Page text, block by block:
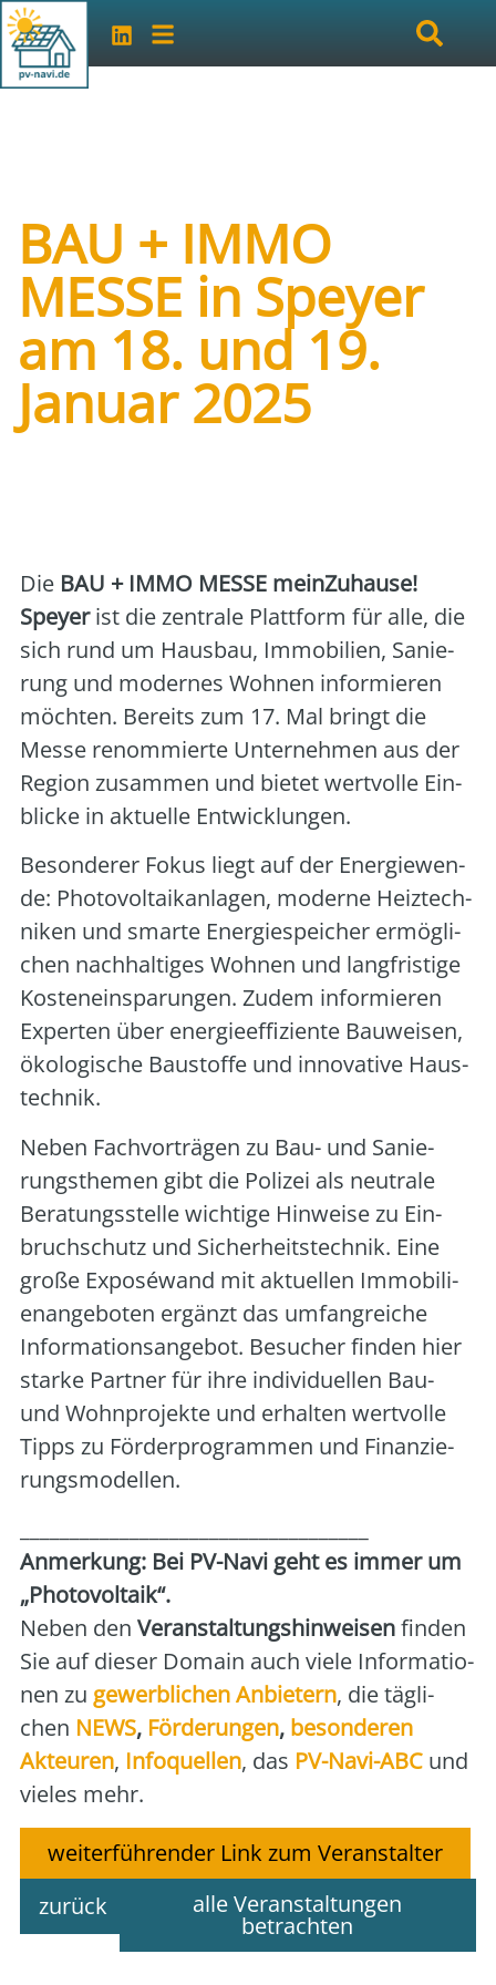
BAU + IMMO
MESSE in Speyer
am 18. und 19.
Januar 2025
Die BAU + IMMO MESSE mein­Zu­hau­se!
Spey­erist die zen­tra­le Platt­form für alle, die
sich rund um Haus­bau, Immo­bi­li­en, Sanie­
rung und moder­nes Woh­nen infor­mie­ren
möch­ten. Bereits zum 17. Mal bringt die
Mes­se renom­mier­te Unter­neh­men aus der
Regi­on zusam­men und bie­tet wert­vol­le Ein­
bli­cke in aktu­el­le Ent­wick­lun­gen.
Beson­de­rer Fokus liegt auf der Ener­gie­wen­
de: Pho­to­vol­ta­ik­an­la­gen, moder­ne Heiz­tech­
ni­ken und smar­te Ener­gie­spei­cher ermög­li­
chen nach­hal­ti­ges Woh­nen und lang­fris­ti­ge
Kos­ten­ein­spa­run­gen. Zudem infor­mie­ren
Exper­ten über ener­gie­ef­fi­zi­en­te Bau­wei­sen,
öko­lo­gi­sche Bau­stof­fe und inno­va­ti­ve Haus­
tech­nik.
Neben Fach­vor­trä­gen zu Bau- und Sanie­
rungs­the­men gibt die Poli­zei als neu­tra­le
Bera­tungs­stel­le wich­ti­ge Hin­wei­se zu Ein­
bruch­schutz und Sicher­heits­tech­nik. Eine
gro­ße Expo­sé­wand mit aktu­el­len Immo­bi­li­
en­an­ge­bo­ten ergänzt das umfang­rei­che
Infor­ma­ti­ons­an­ge­bot. Besu­cher fin­den hier
star­ke Part­ner für ihre indi­vi­du­el­len Bau-
und Wohn­pro­jek­te und erhal­ten wert­vol­le
Tipps zu För­der­pro­gram­men und Finan­zie­
rungs­mo­del­len.
Anmer­kung: Bei PV-Navi geht es immer um
„Pho­to­vol­ta­ik“.
Neben den Ver­an­stal­tungs­hin­wei­senfin­den
Sie auf die­ser Domain auch vie­le Infor­ma­tio­
nen zu gewerb­li­chen Anbie­tern, die täg­li­
chen NEWS, För­de­run­gen, beson­de­ren
Akteu­ren, Info­quel­len, das PV-Navi-ABC und
vie­les mehr.
weiterführender Link zum Veranstalter
zurück
alle Veranstaltungen
betrachten